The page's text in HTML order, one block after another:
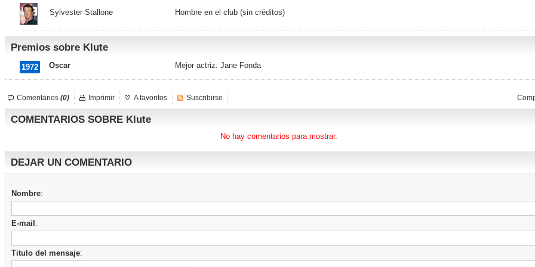
Sylvester Stallone Hombre en el club (sin créditos)
Premios sobre Klute
1972 Oscar Mejor actriz: Jane Fonda
Comentarios (0) Imprimir A favoritos Suscribirse
COMENTARIOS SOBRE Klute
No hay comentarios para mostrar.
DEJAR UN COMENTARIO
Nombre:
E-mail :
Titulo del mensaje: